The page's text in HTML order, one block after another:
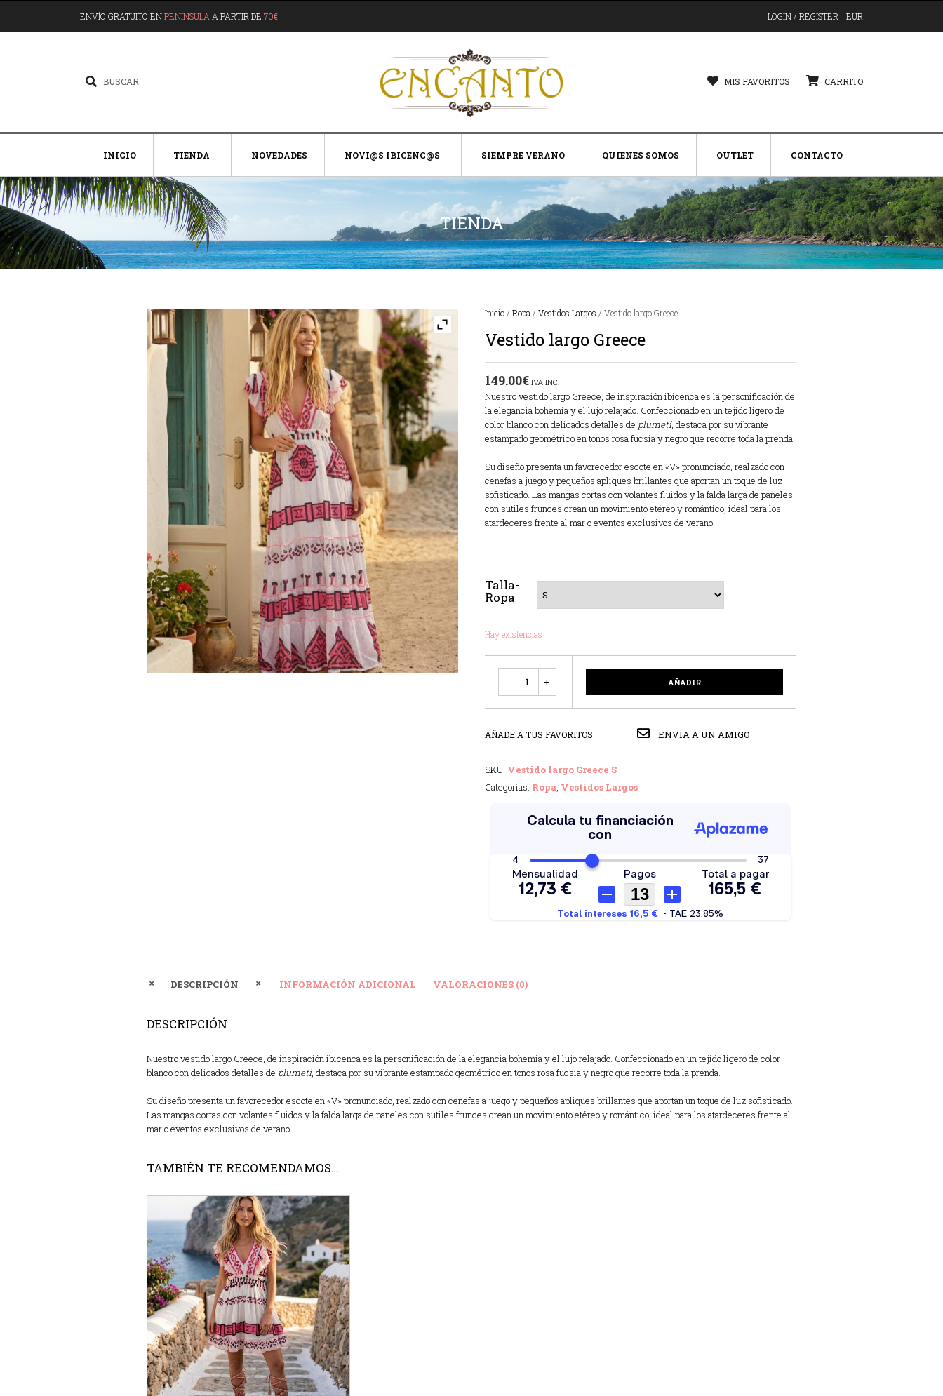
ENVÍO GRATUITO ENPENINSULA A PARTIR DE 70€ LOGIN / REGISTER EUR
MIS FAVORITOS CARRITO
INICIO TIENDA NOVEDADES NOVI@S IBICENC@S SIEMPRE VERANO QUIENES SOMOS OUTLET CONTACTO
TIENDA
Inicio/ Ropa / Vestidos Largos / Vestido largo Greece
Vestido largo Greece
149.00€ IVA INC.
Nuestro vestido largo Greece, de inspiración ibicenca es la personificación de
la elegancia bohemia y el lujo relajado. Confeccionado en un tejido ligero de
color blanco con delicados detalles de plumeti, destaca por su vibrante
estampado geométrico en tonos rosa fucsia y negro que recorre toda la prenda.
Su diseño presenta un favorecedor escote en «V» pronunciado, realzado con
cenefas a juego y pequeños apliques brillantes que aportan un toque de luz
sofisticado. Las mangas cortas con volantes fluidos y la falda larga de paneles
con sutiles frunces crean un movimiento etéreo y romántico, ideal para los
atardeceres frente al mar o eventos exclusivos de verano.
Talla-
Ropa
Hay existencias
AÑADIR
AÑADE A TUS FAVORITOS ENVIA A UN AMIGO
SKU: Vestido largo Greece S
Categorías: Ropa, Vestidos Largos
DESCRIPCIÓN INFORMACIÓN ADICIONAL VALORACIONES (0)
DESCRIPCIÓN
Nuestro vestido largo Greece, de inspiración ibicenca es la personificación de la elegancia bohemia y el lujo relajado. Confeccionado en un tejido ligero de color
blanco con delicados detalles de plumeti, destaca por su vibrante estampado geométrico en tonos rosa fucsia y negro que recorre toda la prenda.
Su diseño presenta un favorecedor escote en «V» pronunciado, realzado con cenefas a juego y pequeños apliques brillantes que aportan un toque de luz sofisticado.
Las mangas cortas con volantes fluidos y la falda larga de paneles con sutiles frunces crean un movimiento etéreo y romántico, ideal para los atardeceres frente al
mar o eventos exclusivos de verano.
TAMBIÉN TE RECOMENDAMOS…